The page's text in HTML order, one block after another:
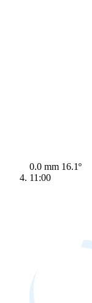
0.0 mm 16.1º
11:00